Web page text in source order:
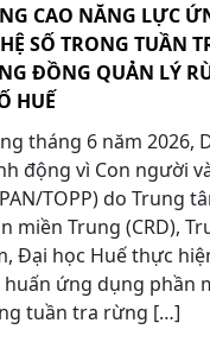
CAO NĂNG LỰC
SỐ TRONG TUẦN
ĐỒNG QUẢN LÝ
HUẾ
tháng 6 năm 2026,
động vì Con người
TOPP) do Trung
miền Trung (CRD),
Đại học Huế thực
huấn ứng dụng phần
tuần tra rừng […]